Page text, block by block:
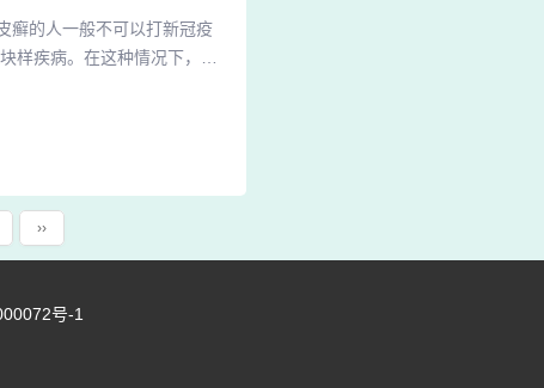
癣的人一般不可以打新冠疫
样疾病。在这种情况下，如
性传染病或痊愈后不足2周
››
号-1